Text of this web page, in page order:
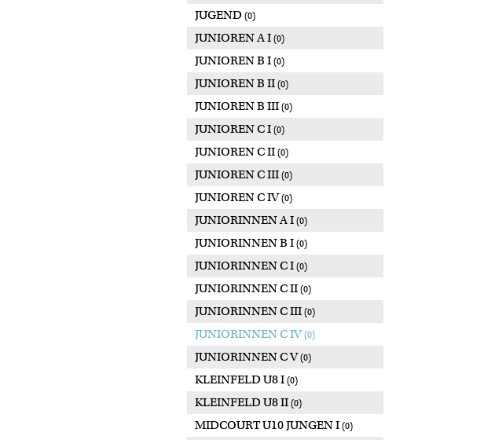
JUGEND (0)
JUNIOREN A I (0)
JUNIOREN B I (0)
JUNIOREN B II (0)
JUNIOREN B III (0)
JUNIOREN C I (0)
JUNIOREN C II (0)
JUNIOREN C III (0)
JUNIOREN C IV(0)
JUNIORINNEN A I (0)
JUNIORINNEN B I (0)
JUNIORINNEN C I (0)
JUNIORINNEN C II (0)
JUNIORINNEN C III (0)
JUNIORINNEN C IV(0)
JUNIORINNEN C V(0)
KLEINFELD U8 I (0)
KLEINFELD U8 II (0)
MIDCOURT U10 JUNGEN I (0)